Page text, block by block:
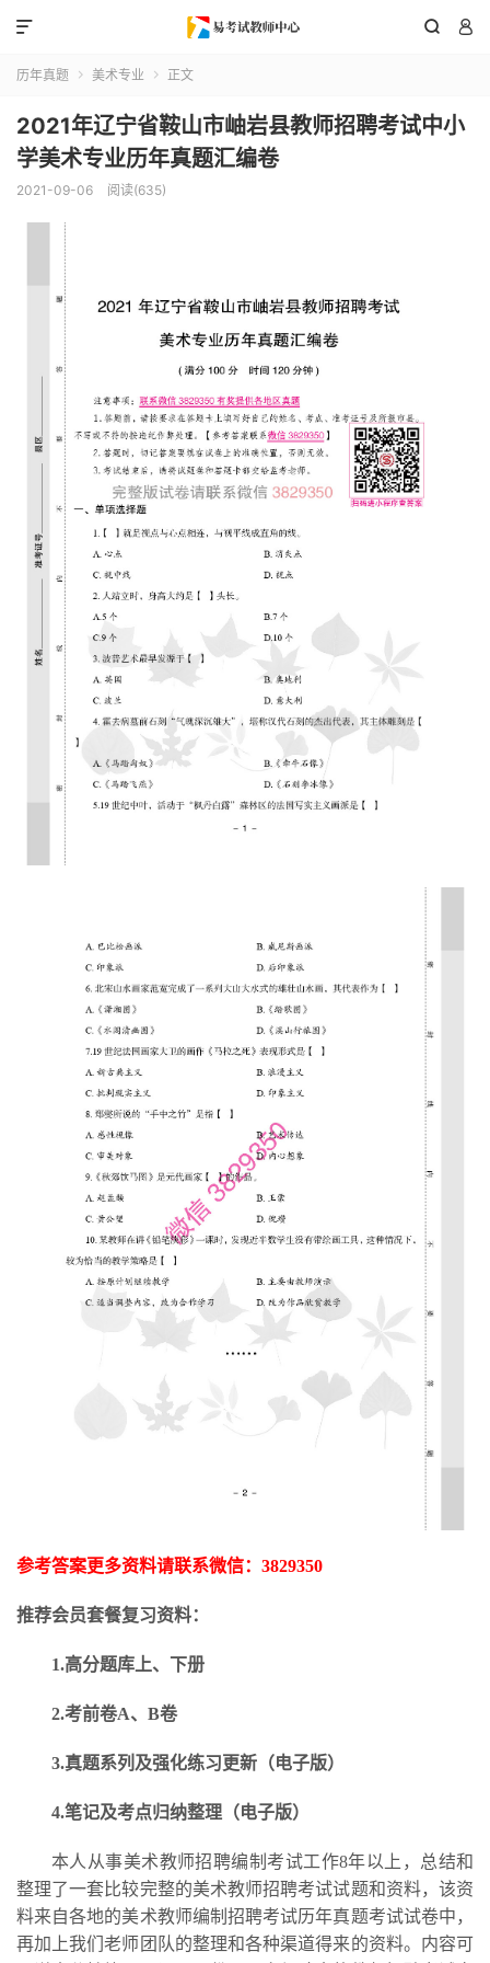
 

历年真题  美术专业  正文
2021年辽宁省鞍山市岫岩县教师招聘考试中小
学美术专业历年真题汇编卷
2021-09-06 阅读(635)
参考答案更多资料请联系微信： 3829350
推荐会员套餐复习资料：
1.高分题库上、下册
2.考前卷A、B卷
3.真题系列及强化练习更新 （电子版）
4.笔记及考点归纳整理（电子版）
本人从事美术教师招聘编制考试工作8年以上，总结和
整理了一套比较完整的美术教师招聘考试试题和资料，该资
料来自各地的美术教师编制招聘考试历年真题考试试卷中，
再加上我们老师团队的整理和各种渠道得来的资料。内容可